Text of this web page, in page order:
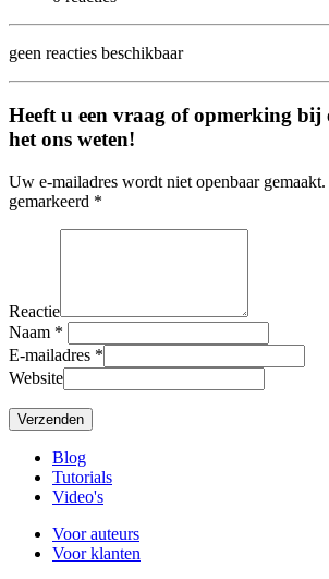
geen reacties beschikbaar
Heeft u een vraag of opmerking bij
het ons weten!
Uw e-mailadres wordt niet openbaar
gemarkeerd *
Reactie
Naam *
E-mailadres *
Website
Blog
Tutorials
Video's
Voor auteurs
Voor klanten